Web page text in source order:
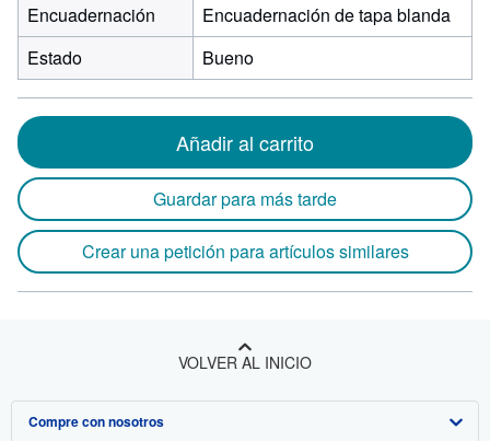
Encuadernación
Encuadernación de tapa blanda
Estado
Bueno
Añadir al carrito
Guardar para más tarde
Crear una petición para artículos similares
VOLVER AL INICIO
Compre con nosotros